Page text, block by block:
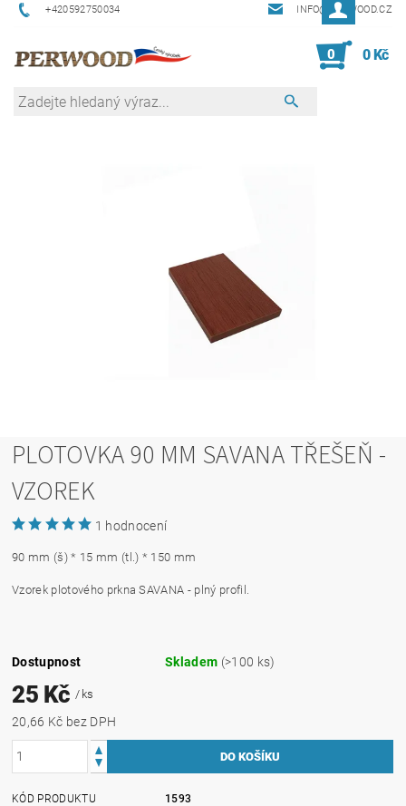
+420592750034 INFO@PERWOOD.CZ
0 0 Kč
PLOTOVKA 90 MM SAVANA TŘEŠEŇ -
VZOREK
1 hodnocení
90 mm (š) * 15 mm (tl.) * 150 mm
Vzorek plotového prkna SAVANA - plný profil.
Dostupnost Skladem (>100 ks)
25 Kč/ ks
20,66 Kč bez DPH
KÓD PRODUKTU
1593